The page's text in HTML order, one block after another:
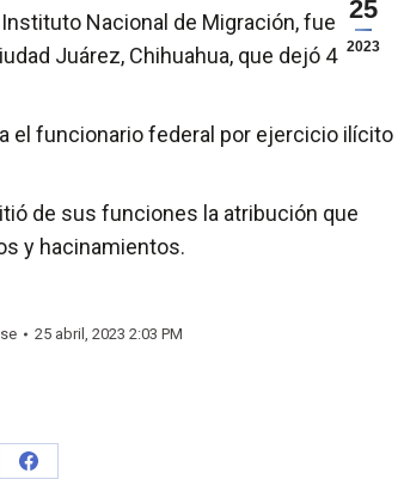
25
2023
Instituto Nacional de Migración, fue
Juárez, Chihuahua, que dejó 40
el funcionario federal por ejercicio ilícito
de sus funciones la atribución que
y hacinamientos.
25 abril, 2023 2:03 PM
Share